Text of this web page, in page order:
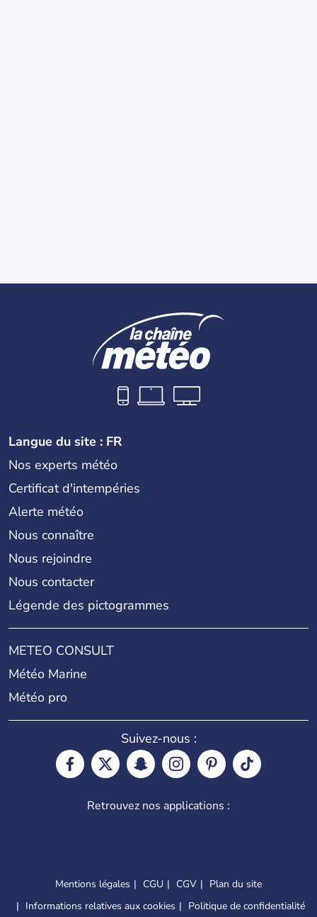
Langue du site : FR
Nos experts météo
Certificat d'intempéries
Alerte météo
Nous connaître
Nous rejoindre
Nous contacter
Légende des pictogrammes
METEO CONSULT
Météo Marine
Météo pro
Suivez-nous :
Retrouvez nos applications :
Mentions légales CGU CGV
Plan du site
Informations relatives aux cookies
Politique de confidentialité